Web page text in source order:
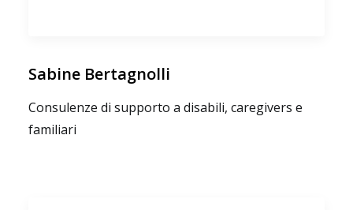
Sabine Bertagnolli
Consulenze di supporto a disabili, caregivers e
familiari